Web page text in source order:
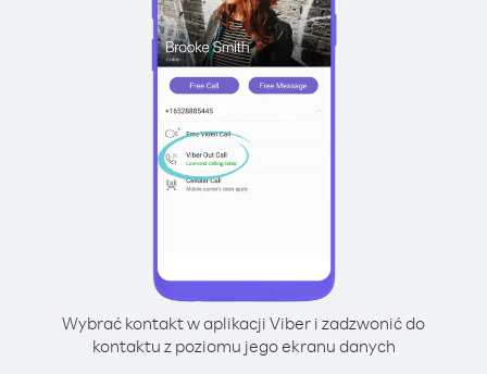
Wybrać kontakt w aplikacji Viber i zadzwonić do
kontaktu z poziomu jego ekranu danych